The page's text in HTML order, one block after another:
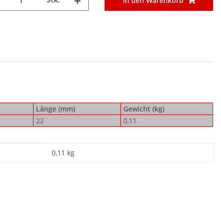
Länge (mm)
Gewicht (kg)
22 0,11
0,11 kg